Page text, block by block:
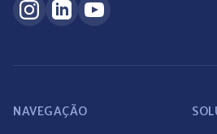
NAVEGAÇÃO